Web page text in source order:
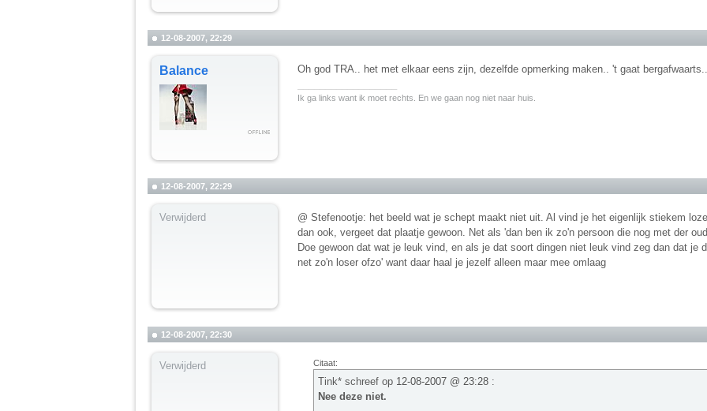
12-08-2007, 22:29
Balance
Oh god TRA.. het met elkaar eens zijn, dezelfde opmerking maken.. 't gaat bergafwaarts..
Ik ga links want ik moet rechts. En we gaan nog niet naar huis.
12-08-2007, 22:29
Verwijderd
@ Stefenootje: het beeld wat je schept maakt niet uit. Al vind je het eigenlijk stiekem
dan ook, vergeet dat plaatje gewoon. Net als 'dan ben ik zo'n persoon die nog met der
Doe gewoon dat wat je leuk vind, en als je dat soort dingen niet leuk vind zeg dan dat je
net zo'n loser ofzo' want daar haal je jezelf alleen maar mee omlaag
12-08-2007, 22:30
Verwijderd Citaat:
Tink* schreef op 12-08-2007 @ 23:28 :
Nee deze niet.